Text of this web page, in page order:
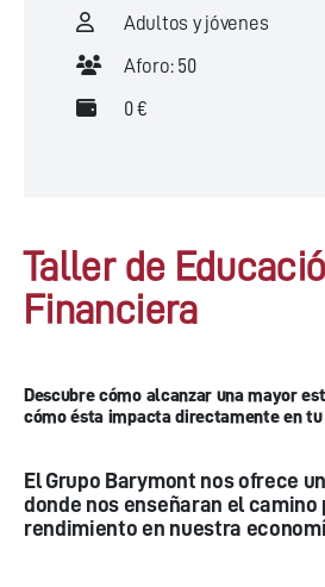
Adultos y jóvenes
Aforo: 50
0 €
Taller de
Financiera
Descubre cómo alcanzar una mayor
cómo ésta impacta directamente en tu
El Grupo Barymont nos ofrece
donde nos enseñaran el camino
rendimiento en nuestra